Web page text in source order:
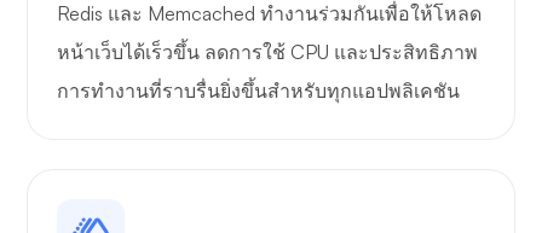
Redis และ Memcached ทำงานร่วมกันเพื่อให้โหลด
หน้าเว็บได้เร็วขึ้น ลดการใช้ CPU และประสิทธิภาพ
การทำงานที่ราบรื่นยิ่งขึ้นสำหรับทุกแอปพลิเคชัน